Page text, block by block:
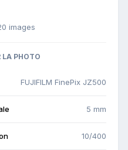
images
LA PHOTO
FUJIFILM FinePix JZ500
5 mm
10/400